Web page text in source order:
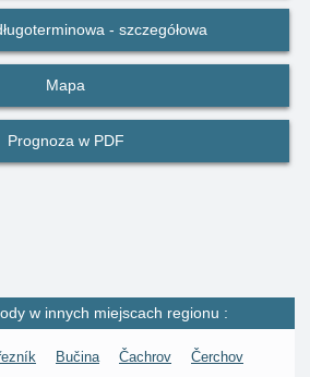
- szczegółowa
Mapa
Prognoza w PDF
w innych miejscach regionu :
Bučina Čachrov Čerchov